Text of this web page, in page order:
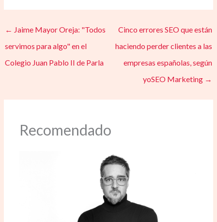
← Jaime Mayor Oreja: "Todos
servimos para algo" en el
Colegio Juan Pablo II de Parla
Cinco errores SEO que están
haciendo perder clientes a las
empresas españolas, según
yoSEO Marketing →
Recomendado